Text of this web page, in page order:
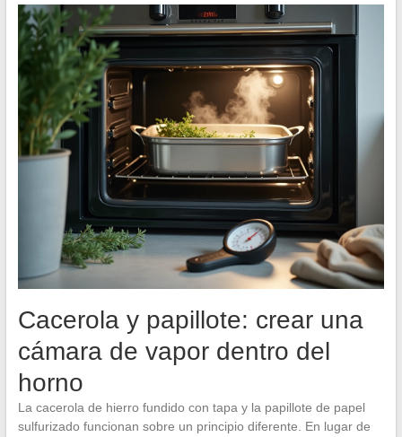
Cacerola y papillote: crear una
cámara de vapor dentro del
horno
La cacerola de hierro fundido con tapa y la papillote de papel
sulfurizado funcionan sobre un principio diferente. En lugar de